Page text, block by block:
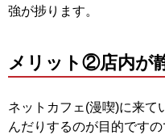
強が捗ります。
メリット②店内が
ネットカフェ(漫喫)に来て
んだりするのが目的ですの